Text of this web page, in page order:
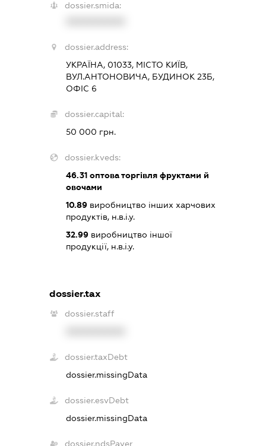
dossier.smida:
dossier.address:
УКРАЇНА, 01033, МІСТО КИЇВ,
ВУЛ.АНТОНОВИЧА, БУДИНОК 23Б,
ОФІС 6
dossier.capital:
50 000 грн.
dossier.kveds:
46.31 оптова торгівля фруктами й
овочами
10.89 виробництво інших харчових
продуктів, н.в.і.у.
32.99 виробництво іншої
продукції, н.в.і.у.
dossier.tax
dossier.staff
dossier.taxDebt
dossier.missingData
dossier.esvDebt
dossier.missingData
dossier.ndsPayer